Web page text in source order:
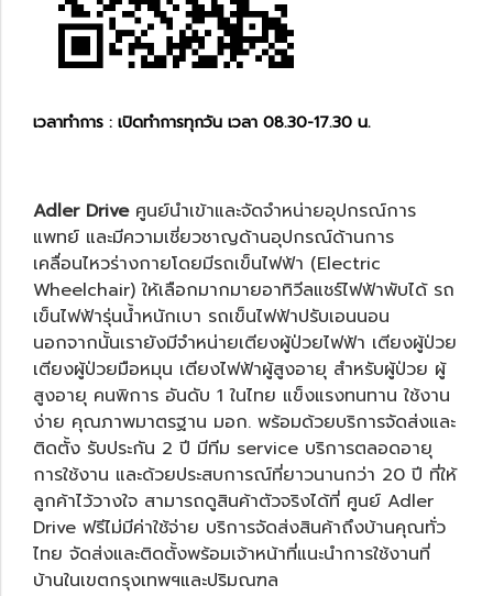
เวลาทำการ : เปิดทำการทุกวัน เวลา 08.30-17.30 น.
Adler Driveศูนย์นำเข้าและจัดจำหน่ายอุปกรณ์การ
แพทย์ และมีความเชี่ยวชาญด้านอุปกรณ์ด้านการ
เคลื่อนไหวร่างกายโดยมีรถเข็นไฟฟ้า (Electric
Wheelchair) ให้เลือกมากมายอาทิวีลแชร์ไฟฟ้าพับได้ รถ
เข็นไฟฟ้ารุ่นน้ำหนักเบา รถเข็นไฟฟ้าปรับเอนนอน
นอกจากนั้นเรายังมีจำหน่ายเตียงผู้ป่วยไฟฟ้า เตียงผู้ป่วย
เตียงผู้ป่วยมือหมุน เตียงไฟฟ้าผู้สูงอายุ สำหรับผู้ป่วย ผู้
สูงอายุ คนพิการ อันดับ 1 ในไทย แข็งแรงทนทาน ใช้งาน
ง่าย คุณภาพมาตรฐาน มอก. พร้อมด้วยบริการจัดส่งและ
ติดตั้ง รับประกัน 2 ปี มีทีม service บริการตลอดอายุ
การใช้งาน และด้วยประสบการณ์ที่ยาวนานกว่า 20 ปี ที่ให้
ลูกค้าไว้วางใจ สามารถดูสินค้าตัวจริงได้ที่ ศูนย์ Adler
Drive ฟรีไม่มีค่าใช้จ่าย บริการจัดส่งสินค้าถึงบ้านคุณทั่ว
ไทย จัดส่งและติดตั้งพร้อมเจ้าหน้าที่แนะนำการใช้งานที่
บ้านในเขตกรุงเทพฯและปริมณฑล